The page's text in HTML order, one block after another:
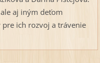
aj iným deťom
ich rozvoj a trávenie